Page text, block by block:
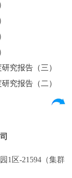
究报告（三）
究报告（二）
1区-21594（集群